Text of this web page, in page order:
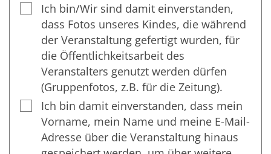
Ich bin/Wir sind damit einverstanden,
dass Fotos unseres Kindes, die während
der Veranstaltung gefertigt wurden, für
die Öffentlichkeitsarbeit des
Veranstalters genutzt werden dürfen
(Gruppenfotos, z.B. für die Zeitung).
Ich bin damit einverstanden, dass mein
Vorname, mein Name und meine E-Mail-
Adresse über die Veranstaltung hinaus